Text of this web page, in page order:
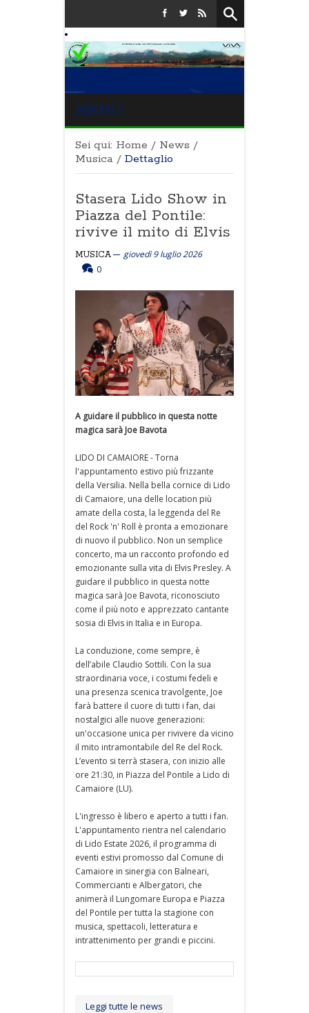
MENU
Sei qui: Home / News /
Musica / Dettaglio
Stasera Lido Show in
Piazza del Pontile:
rivive il mito di Elvis
MUSICA
giovedì 9 luglio 2026
0
A guidare il pubblico in questa notte
magica sarà Joe Bavota
LIDO DI CAMAIORE - Torna
l'appuntamento estivo più frizzante
della Versilia. Nella bella cornice di Lido
di Camaiore, una delle location più
amate della costa, la leggenda del Re
del Rock 'n' Roll è pronta a emozionare
di nuovo il pubblico. Non un semplice
concerto, ma un racconto profondo ed
emozionante sulla vita di Elvis Presley. A
guidare il pubblico in questa notte
magica sarà Joe Bavota, riconosciuto
come il più noto e apprezzato cantante
sosia di Elvis in Italia e in Europa.
La conduzione, come sempre, è
dell’abile Claudio Sottili. Con la sua
straordinaria voce, i costumi fedeli e
una presenza scenica travolgente, Joe
farà battere il cuore di tutti i fan, dai
nostalgici alle nuove generazioni:
un'occasione unica per rivivere da vicino
il mito intramontabile del Re del Rock.
L’evento si terrà stasera, con inizio alle
ore 21:30, in Piazza del Pontile a Lido di
Camaiore (LU).
L'ingresso è libero e aperto a tutti i fan.
L'appuntamento rientra nel calendario
di Lido Estate 2026, il programma di
eventi estivi promosso dal Comune di
Camaiore in sinergia con Balneari,
Commercianti e Albergatori, che
animerà il Lungomare Europa e Piazza
del Pontile per tutta la stagione con
musica, spettacoli, letteratura e
intrattenimento per grandi e piccini.
Leggi tutte le news